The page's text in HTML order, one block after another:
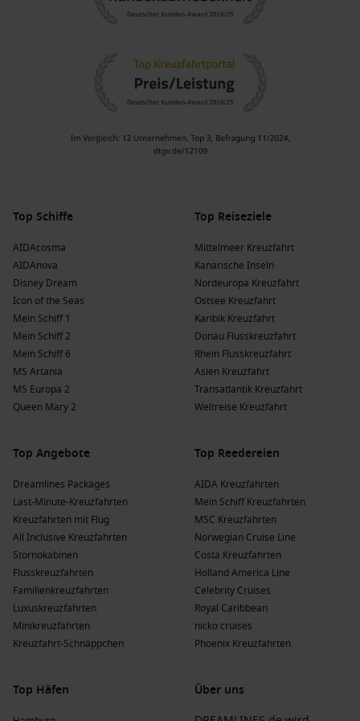
Nachbarhäfen des Nord-Ostsee-Kanals,
Wenn Sie eine Kreuzfahrt machen, die den Nord-Ostsee-
Kanal ansteuert, gibt es viele spannende Hafenstädte zu
erkunden. Hier sind einige der häufigsten Stopps:
Kopenhagen,Dänemark: Diese wunderschöne Hauptstadt
ist berühmt für ihre bunten Häuser und historischen
Oslo,Norwegen
: Die norwegische Hauptstadt ist bekannt
bemerkenswerte Munch-Museum. Erleben Sie die
atemberaubende Natur der Fjorde in der Umgebung.
Stockholm
: Die Stadt auf 14 Inseln bietet eine
Gdansk,
: Diese historische Stadt bietet eine
reichhaltige Geschichte und atemberaubende Architektur.
Besuchen Sie die weltberühmte Danziger Werft und
Amsterdam
: Die Grachtenstadt begeistert
mit ihrer vielfältigen Kultur, Kunst und gemütlichen Cafés.
Ein Besuch im Van-Gogh-Museum oder eine Grachtenfahrt
sind unvergessliche Erlebnisse.
Beliebte Regionen bei Kreuzfahrten
Eine Kreuzfahrt über den Nord-Ostsee-Kanal bietet die
Möglichkeit, verschiedene aufregende Regionen zu
entdecken. Hier sind einige der bemerkenswertesten:
Benelux: Diese Region umfasstBelgien, die Niederlande
Norwegen
: Berühmt für seine beeindruckenden Fjorde,
die unberührte Natur und atemberaubenden Aussichten,
Top Schiffe
AIDAcosma
AIDAnova
Disney Dream
Icon of the Seas
Mein Schiff 1
Mein Schiff 2
Mein Schiff 6
MS Artania
MS Europa 2
Queen Mary 2
Top Reiseziele
Mittelmeer Kreuzfahrt
Kanarische Inseln
Nordeuropa Kreuzfahrt
Ostsee Kreuzfahrt
Karibik Kreuzfahrt
Donau Flusskreuzfahrt
Rhein Flusskreuzfahrt
Asien Kreuzfahrt
Transatlantik Kreuzfahrt
Weltreise Kreuzfahrt
Top Angebote
Dreamlines Packages
Last-Minute-Kreuzfahrten
Kreuzfahrten mit Flug
All Inclusive Kreuzfahrten
Stornokabinen
Flusskreuzfahrten
Familienkreuzfahrten
Luxuskreuzfahrten
Minikreuzfahrten
Kreuzfahrt-Schnäppchen
Top Reedereien
AIDA Kreuzfahrten
Mein Schiff Kreuzfahrten
MSC Kreuzfahrten
Norwegian Cruise Line
Costa Kreuzfahrten
Holland America Line
Celebrity Cruises
Royal Caribbean
nicko cruises
Phoenix Kreuzfahrten
Top Häfen
Über uns